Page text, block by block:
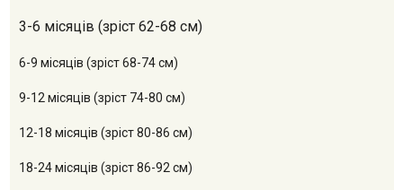
3-6 місяців (зріст 62-68 см)
6-9 місяців (зріст 68-74 см)
9-12 місяців (зріст 74-80 см)
12-18 місяців (зріст 80-86 см)
18-24 місяців (зріст 86-92 см)